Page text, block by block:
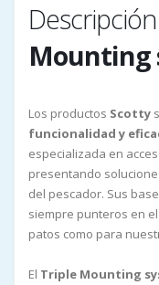
Mounting
Los productos Scotty
funcionalidad y
especializada en
presentando
del pescador. Sus
siempre punteros en
patos como para
El Triple Mounting